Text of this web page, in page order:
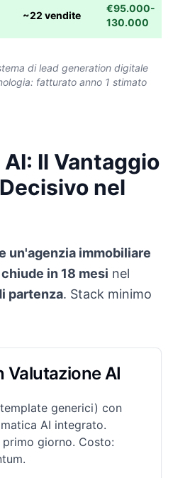
~22 vendite
€95.000-
130.000
di lead generation digitale
fatturato anno 1 stimato
Il Vantaggio
nel
un'agenzia immobiliare
in 18 mesi nel
partenza. Stack minimo
Valutazione AI
generici) con
AI integrato.
giorno. Costo: